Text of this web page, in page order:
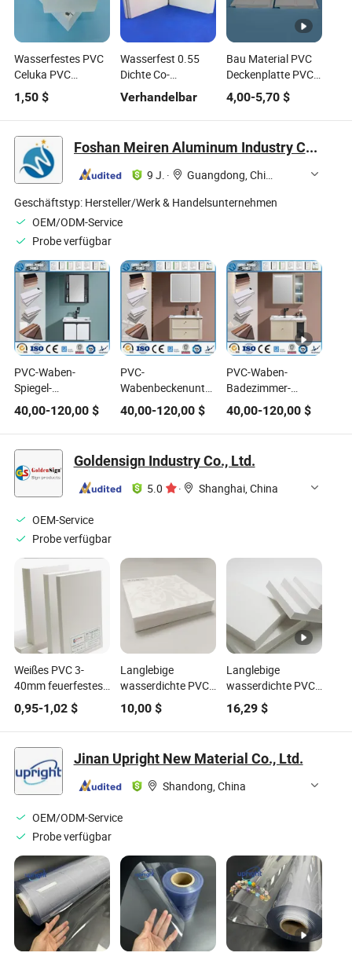
Wasserfestes PVC
Celuka PVC
Verkleidungstafel
Dicke 1''
1,50 $
Wasserfest 0.55
Dichte Co-
Extrudiertes PVC
Verhandelbar
Bau Material PVC
Deckenplatte PVC
Profil Leistenplatte
4,00-5,70$
Foshan Meiren Aluminum Industry Co., Ltd
9 J. ·
Guangdong, China
Geschäftstyp: Hersteller/Werk & Handelsunternehmen
OEM/ODM-Service
Probe verfügbar
PVC-Waben-
Spiegel-
Badezimmerschrank
wasserdicht
multifunktional
40,00-120,00 $
PVC-
Wabenbeckenunterschrank
wasserdicht
einfache
Installation
40,00-120,00$
PVC-Waben-
Badezimmer-
Schränke
wasserdicht
einfach zu
40,00-120,00$
Goldensign Industry Co., Ltd.
5.0 · Shanghai, China
OEM-Service
Probe verfügbar
Weißes PVC 3-
40mm feuerfestes
und wasserdichtes
Haushalts-
Schrankwandpaneel
0,95-1,02 $
Langlebige
wasserdichte PVC-
Schaumplatte mit
feuerfestem UV-
Marmor-Finish
10,00$
Langlebige
wasserdichte PVC-
Schaumplatte für
vielseitige
Anwendungen
16,29$
Jinan Upright New Material Co., Ltd.
Shandong, China
OEM/ODM-Service
Probe verfügbar